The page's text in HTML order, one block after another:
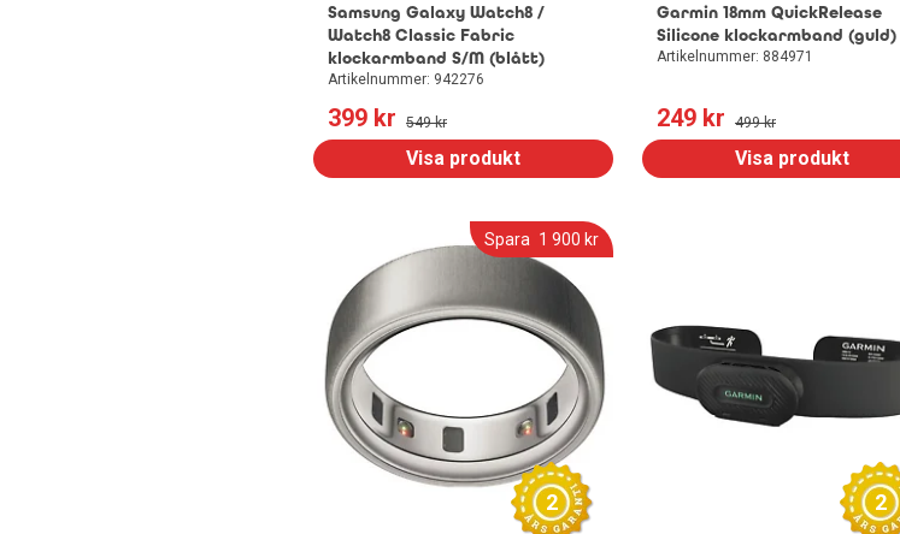
Samsung Galaxy Watch8 /
Watch8 Classic Fabric
klockarmband S/M (blått)
Artikelnummer: 942276
399 kr 549 kr
Visa produkt
Garmin 18mm QuickRelease
Silicone klockarmband (guld)
Artikelnummer: 884971
249 kr 499 kr
Visa produkt
Spara 1 900 kr
2 2